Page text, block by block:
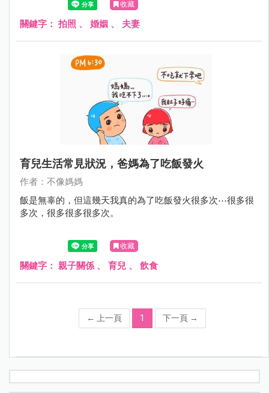
收藏
關鍵字： 拍照 、 婚姻 、 夫妻
育兒生活常見狀況，爸媽為了吃飯發火
作者：不像媽媽
飯是無辜的，但這幾天我真的為了吃飯發火很多次⋯很多很
多次，很多很多很多次。
收藏
關鍵字： 親子關係 、 育兒 、 飲食
← 上一頁 1 下一頁 →